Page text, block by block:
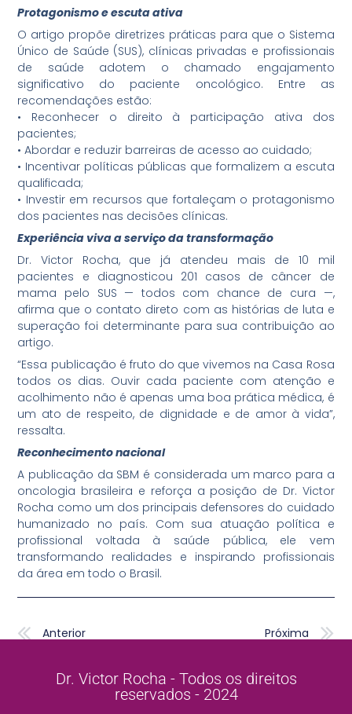
Protagonismo e escuta ativa
O artigo propõe diretrizes práticas para que o Sistema
Único de Saúde (SUS), clínicas privadas e profissionais
de saúde adotem o chamado engajamento
significativo do paciente oncológico. Entre as
recomendações estão:
• Reconhecer o direito à participação ativa dos
pacientes;
• Abordar e reduzir barreiras de acesso ao cuidado;
• Incentivar políticas públicas que formalizem a escuta
qualificada;
• Investir em recursos que fortaleçam o protagonismo
dos pacientes nas decisões clínicas.
Experiência viva a serviço da transformação
Dr. Victor Rocha, que já atendeu mais de 10 mil
pacientes e diagnosticou 201 casos de câncer de
mama pelo SUS — todos com chance de cura —,
afirma que o contato direto com as histórias de luta e
superação foi determinante para sua contribuição ao
artigo.
“Essa publicação é fruto do que vivemos na Casa Rosa
todos os dias. Ouvir cada paciente com atenção e
acolhimento não é apenas uma boa prática médica, é
um ato de respeito, de dignidade e de amor à vida”,
ressalta.
Reconhecimento nacional
A publicação da SBM é considerada um marco para a
oncologia brasileira e reforça a posição de Dr. Victor
Rocha como um dos principais defensores do cuidado
humanizado no país. Com sua atuação política e
profissional voltada à saúde pública, ele vem
transformando realidades e inspirando profissionais
da área em todo o Brasil.
Anterior
Anterior Próxima
Dr. Victor Rocha - Todos os direitos
reservados - 2024